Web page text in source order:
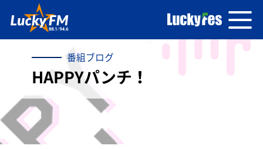
番組ブログ
HAPPYパンチ！